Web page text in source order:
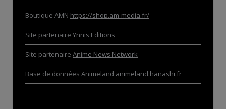
Boutique AMN https://shop.am-media.fr/
Site partenaire Ynnis Editions
Site partenaire Anime News Network
Base de données Animeland animeland.hanashi.fr